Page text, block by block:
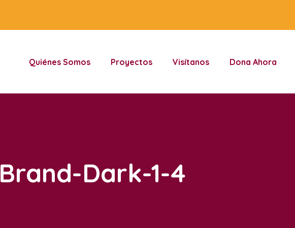
Quiénes Somos Proyectos Visítanos Dona Ahora
Brand-Dark-1-4